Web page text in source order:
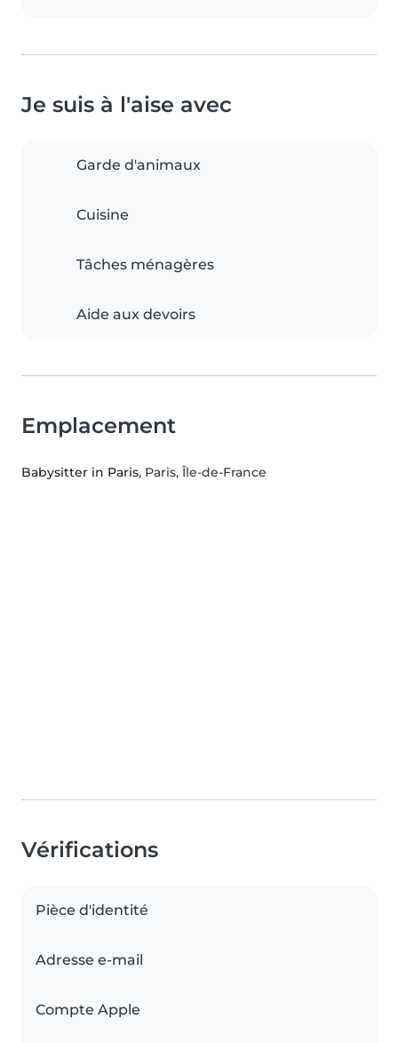
Je suis à l'aise avec
Garde d'animaux
Cuisine
Tâches ménagères
Aide aux devoirs
Emplacement
Babysitter in Paris, Paris, Île-de-France
Vérifications
Pièce d'identité
Adresse e-mail
Compte Apple